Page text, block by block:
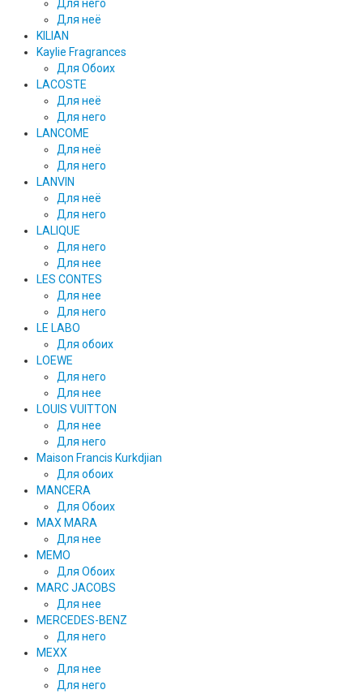
Для него
Для неё
KILIAN
Kaylie Fragrances
Для Обоих
LACOSTE
Для неё
Для него
LANCOME
Для неё
Для него
LANVIN
Для неё
Для него
LALIQUE
Для него
Для нее
LES CONTES
Для нее
Для него
LE LABO
Для обоих
LOEWE
Для него
Для нее
LOUIS VUITTON
Для нее
Для него
Maison Francis Kurkdjian
Для обоих
MANCERA
Для Обоих
MAX MARA
Для нее
MEMO
Для Обоих
MARC JACOBS
Для нее
MERCEDES-BENZ
Для него
MEXX
Для нее
Для него